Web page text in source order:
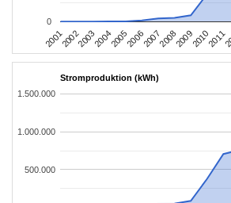
20012002200320042005200620072008200920102011
0
Stromproduktion (kWh)
500.000
1.000.000
1.500.000